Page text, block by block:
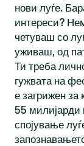
нови луѓе.
интереси?
четуваш со
уживаш, од
Ти треба
гужвата на
е загрижен за
55 милијарди
спојување